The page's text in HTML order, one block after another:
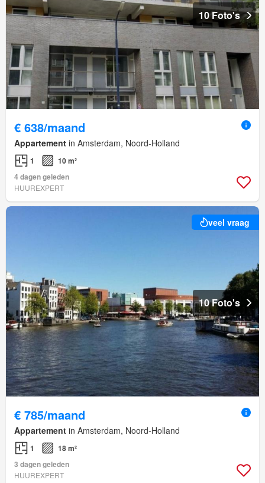
10 Foto's
€ 638/maand
Appartement in Amsterdam, Noord-Holland
1
10 m²
4 dagen geleden
HUUREXPERT
veel vraag
10 Foto's
€ 785/maand
Appartement in Amsterdam, Noord-Holland
1
18 m²
3 dagen geleden
HUUREXPERT